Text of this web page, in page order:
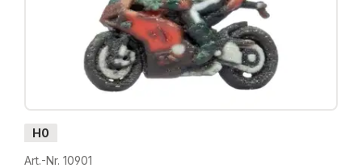
H0
Art.-Nr. 10901